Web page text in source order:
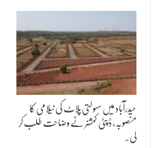
حیدرآباد میں سہولتی پلاٹ کی نیلامی کا
منصوبہ، ڈپٹی کمشنر نے وضاحت طلب کر
لی۔